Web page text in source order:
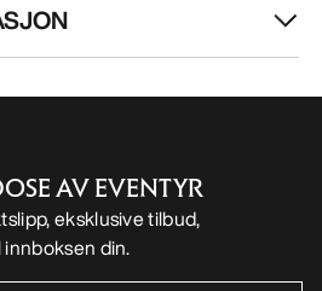
AV EVENTYR
eksklusive tilbud,
din.